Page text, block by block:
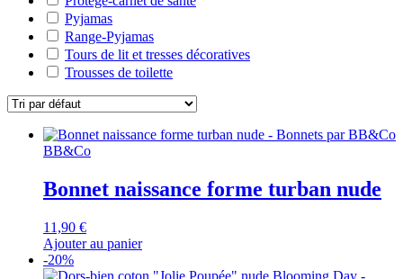
Pyjamas
Range-Pyjamas
Tours de lit et tresses décoratives
Trousses de toilette
BB&Co
Bonnet naissance forme turban nude
11,90 €
Ajouter au panier
-20%